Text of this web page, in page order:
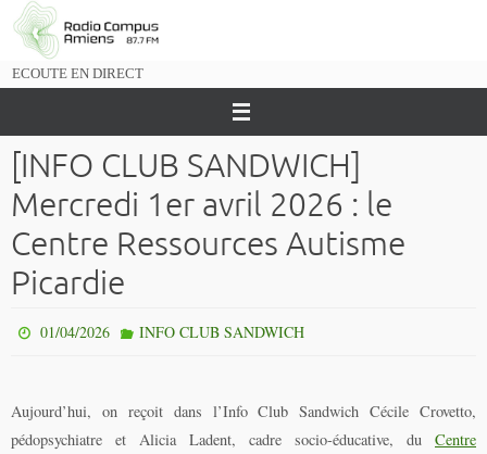
Passer
vers
ECOUTE EN DIRECT
[INFO CLUB SANDWICH]
Mercredi 1er avril 2026 : le
Centre Ressources Autisme
Picardie
01/04/2026 INFO CLUB SANDWICH
Aujourd’hui, on reçoit dans l’Info Club SandwichCécile Crovetto,
pédopsychiatre et Alicia Ladent, cadre socio-éducative, du Centre